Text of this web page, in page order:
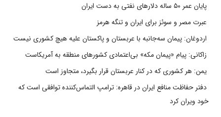
پایان عمر ۵۰ ساله دلارهای نفتی به دست ایران
عبرت مصر و سوئز برای ایران و تنگه هرمز
اردوغان: پیمان سه‌جانبه با عربستان و پاکستان علیه هیچ کشوری نیست
زاکانی: پیام «پیمان مکه» بی‌اعتمادی کشورهای منطقه به آمریکاست
یمن: هر کشوری که در کنار عربستان قرار بگیرد، متجاوز است
دفتر حفاظت منافع ایران در قاهره: ترامپ التماس‌کننده توافقی است که
خود ویران کرد